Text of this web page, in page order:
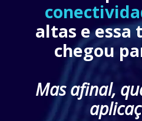
altas e essa
chegou
Mas afinal,